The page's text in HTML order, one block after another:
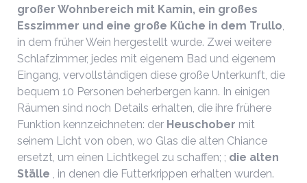
großer Wohnbereich mit Kamin, ein großes
Esszimmer und eine große Küche in dem Trullo,
in dem früher Wein hergestellt wurde. Zwei weitere
Schlafzimmer, jedes mit eigenem Bad und eigenem
Eingang, vervollständigen diese große Unterkunft, die
bequem 10 Personen beherbergen kann. In einigen
Räumen sind noch Details erhalten, die ihre frühere
Funktion kennzeichneten: der Heuschober mit
seinem Licht von oben, wo Glas die alten Chiance
ersetzt, um einen Lichtkegel zu schaffen; ; die alten
Ställe , in denen die Futterkrippen erhalten wurden.